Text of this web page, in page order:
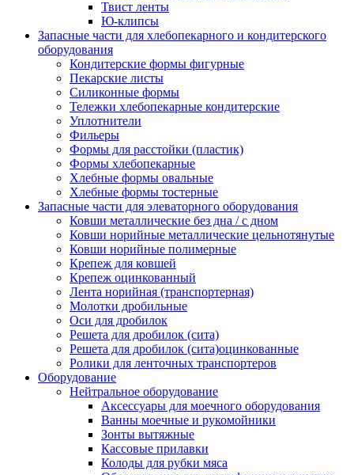
Твист ленты
Ю-клипсы
Запасные части для хлебопекарного и кондитерского
оборудования
Кондитерские формы фигурные
Пекарские листы
Силиконные формы
Тележки хлебопекарные кондитерские
Уплотнители
Фильеры
Формы для расстойки (пластик)
Формы хлебопекарные
Хлебные формы овальные
Хлебные формы тостерные
Запасные части для элеваторного оборудования
Ковши металлические без дна / с дном
Ковши норийные металлические цельнотянутые
Ковши норийные полимерные
Крепеж для ковшей
Крепеж оцинкованный
Лента норийная (транспортерная)
Молотки дробильные
Оси для дробилок
Решета для дробилок (сита)
Решета для дробилок (сита)оцинкованные
Ролики для ленточных транспортеров
Оборудование
Нейтральное оборудование
Аксессуары для моечного оборудования
Ванны моечные и рукомойники
Зонты вытяжные
Кассовые прилавки
Колоды для рубки мяса